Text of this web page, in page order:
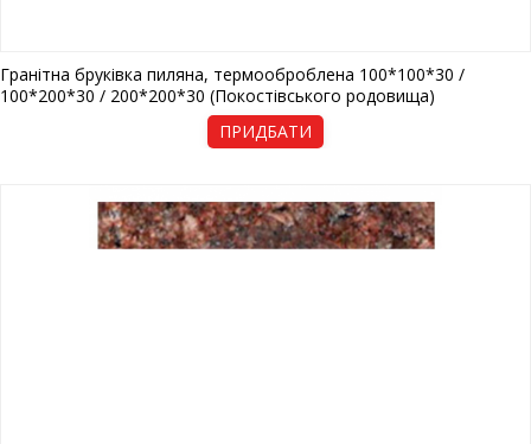
ПРИДБАТИ
Гранітна бруківка пиляна, термооброблена 100*100*30 /
100*200*30 / 200*200*30 (Покостівського родовища)